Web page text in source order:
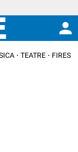
TEATRE FIRES I